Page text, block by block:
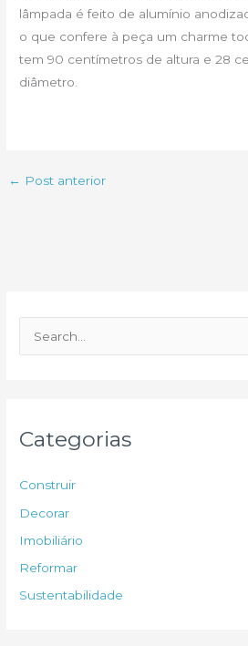
lâmpada é feito de alumínio
o que confere à peça um charme
tem 90 centímetros de altura e 28
diâmetro.
← Post anterior
e
p
o
r
Categorias
Construir
Decorar
Imobiliário
Reformar
Sustentabilidade